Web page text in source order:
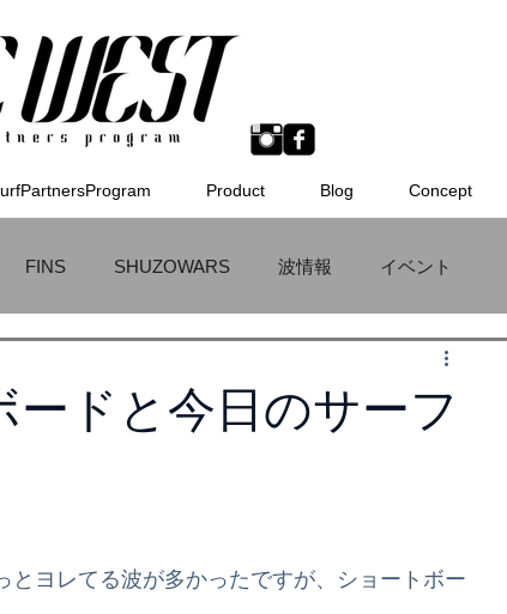
Product Blog Concept
FINS SHUZOWARS 波情報 イベント
BODYBOARD
のオリジナルスケートボード
ードと今日のサーフ
ヨレてる波が多かったですが、ショートボー